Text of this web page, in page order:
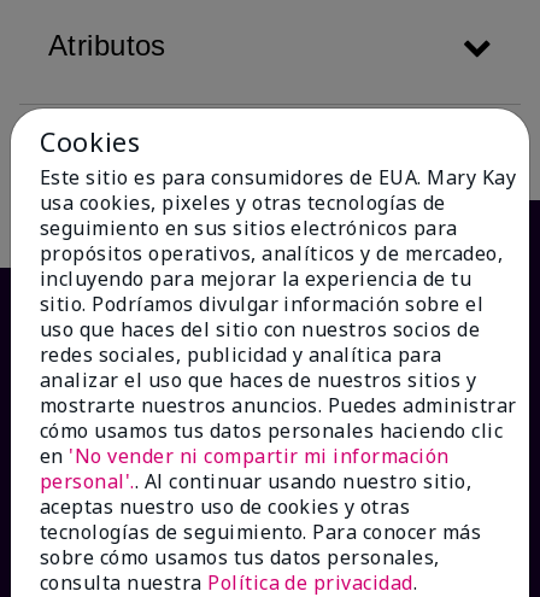
Atributos
Descripción
¿CÓMO PODEMOS AYUDAR?
Recibe e-mails
Cookies
Este sitio es para consumidores de EUA. Mary Kay
usa cookies, pixeles y otras tecnologías de
seguimiento en sus sitios electrónicos para
propósitos operativos, analíticos y de mercadeo,
incluyendo para mejorar la experiencia de tu
sitio. Podríamos divulgar información sobre el
uso que haces del sitio con nuestros socios de
redes sociales, publicidad y analítica para
analizar el uso que haces de nuestros sitios y
mostrarte nuestros anuncios. Puedes administrar
cómo usamos tus datos personales haciendo clic
en 'No vender ni compartir mi información
personal'.. Al continuar usando nuestro sitio,
aceptas nuestro uso de cookies y otras
tecnologías de seguimiento. Para conocer más
sobre cómo usamos tus datos personales,
consulta nuestra Política de privacidad.